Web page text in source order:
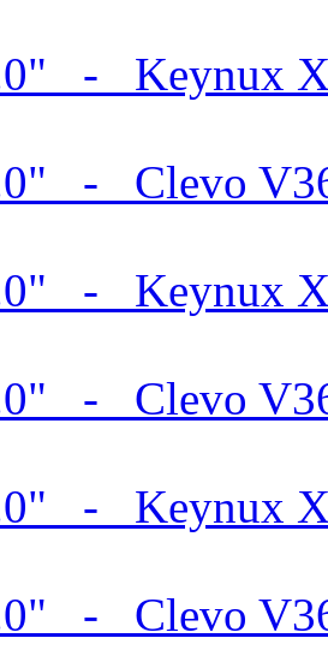
- Keynux
- Clevo
- Keynux
- Clevo
- Keynux
- Clevo